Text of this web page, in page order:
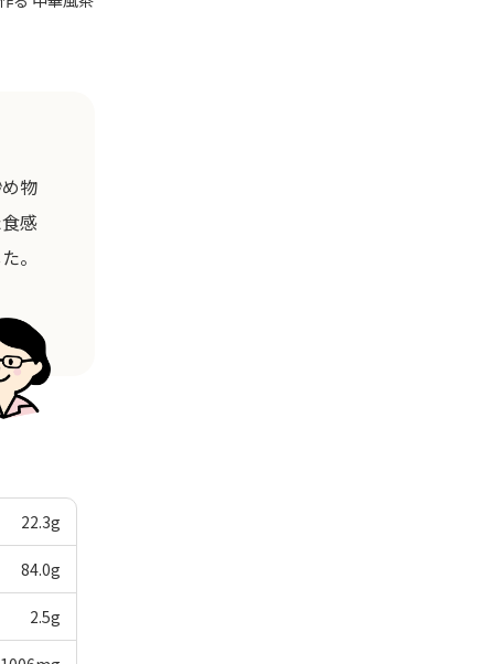
物
感
。
22.3g
84.0g
2.5g